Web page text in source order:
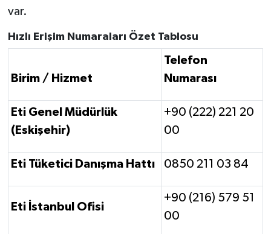
var.
Hızlı Erişim Numaraları Özet Tablosu
Birim / Hizmet
Telefon
Numarası
Eti Genel Müdürlük
(Eskişehir)
+90 (222) 221 20
00
Eti Tüketici Danışma Hattı 0850 211 03 84
Eti İstanbul Ofisi
+90 (216) 579 51
00